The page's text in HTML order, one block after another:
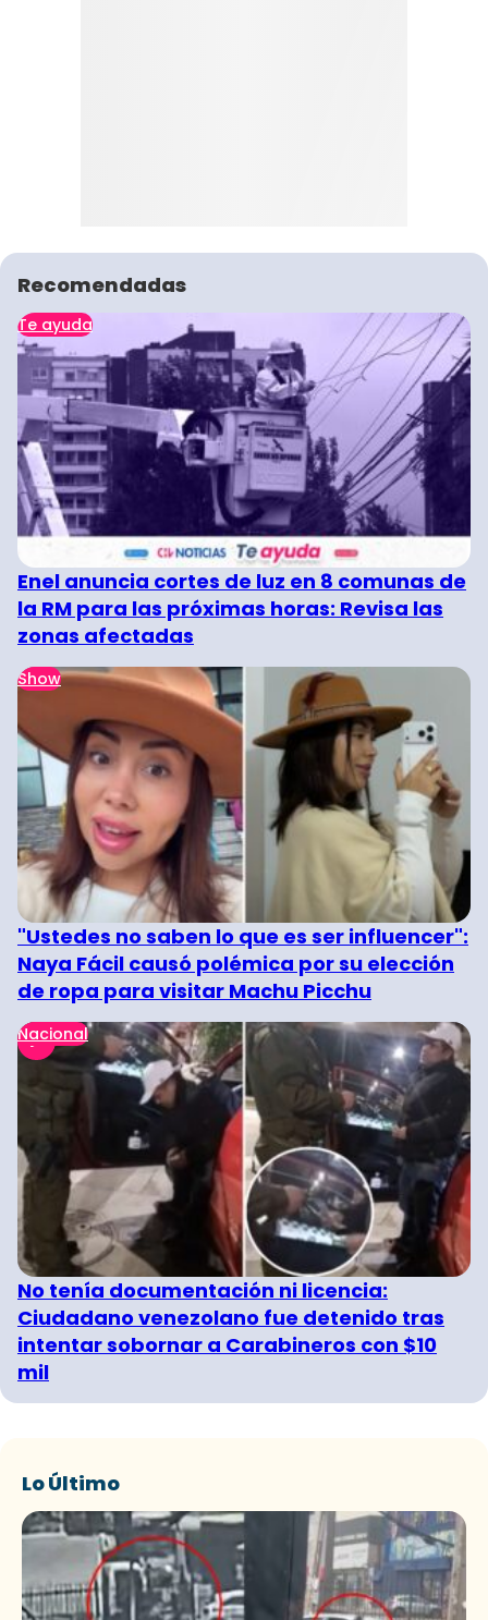
Recomendadas
Te ayuda
Enel anuncia cortes de luz en 8 comunas de
la RM para las próximas horas: Revisa las
zonas afectadas
Show
"Ustedes no saben lo que es ser influencer":
Naya Fácil causó polémica por su elección
de ropa para visitar Machu Picchu
Nacional
No tenía documentación ni licencia:
Ciudadano venezolano fue detenido tras
intentar sobornar a Carabineros con $10
mil
Lo Último